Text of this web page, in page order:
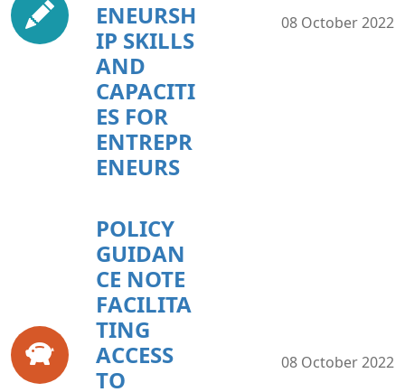
ENEURSH
IP SKILLS
AND
CAPACITI
ES FOR
ENTREPR
ENEURS
08 October 2022
POLICY
GUIDAN
CE NOTE
FACILITA
TING
ACCESS
TO
08 October 2022